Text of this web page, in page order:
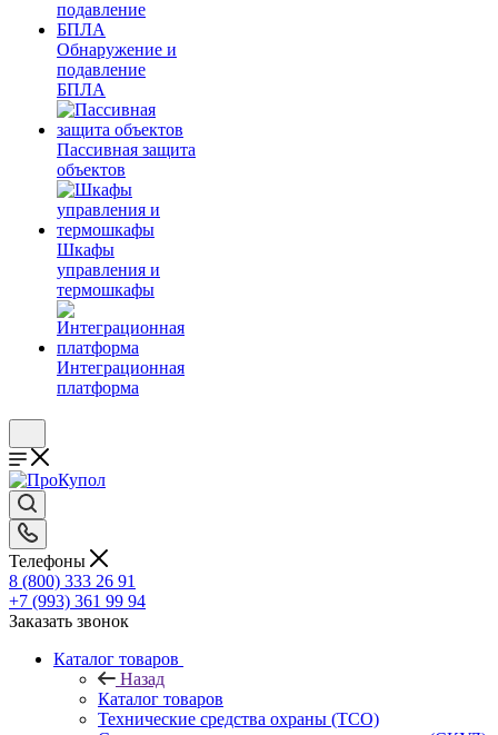
Обнаружение и
подавление
БПЛА
Пассивная защита
объектов
Шкафы
управления и
термошкафы
Интеграционная
платформа
Телефоны
8 (800) 333 26 91
+7 (993) 361 99 94
Заказать звонок
Каталог товаров
Назад
Каталог товаров
Технические средства охраны (ТСО)